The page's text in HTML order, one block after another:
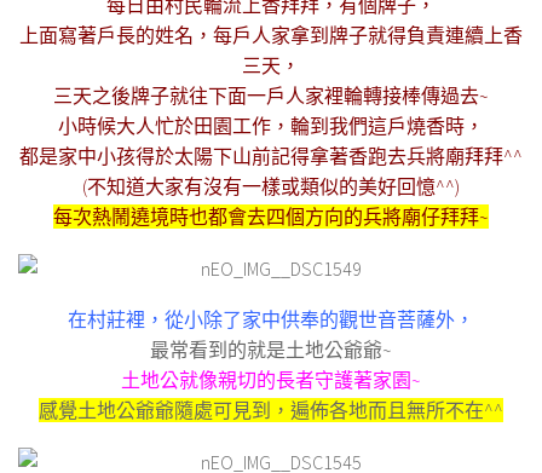
每日由村民輪流上香拜拜，有個牌子，
上面寫著戶長的姓名，每戶人家拿到牌子就得負責連續上香
三天，
三天之後牌子就往下面一戶人家裡輪轉接棒傳過去~
小時候大人忙於田園工作，輪到我們這戶燒香時，
都是家中小孩得於太陽下山前記得拿著香跑去兵將廟拜拜^^
(不知道大家有沒有一樣或類似的美好回憶^^)
每次熱鬧遶境時也都會去四個方向的兵將廟仔拜拜~
在村莊裡，從小除了家中供奉的觀世音菩薩外，
最常看到的就是土地公爺爺~
土地公就像親切的長者守護著家園~
感覺土地公爺爺隨處可見到， 遍佈各地而且無所不在^^